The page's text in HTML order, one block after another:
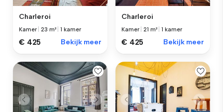
Charleroi
Kamer |23 m² |1 kamer
€ 425 Bekijk meer
Charleroi
Kamer |21 m² |1 kamer
€ 425 Bekijk meer